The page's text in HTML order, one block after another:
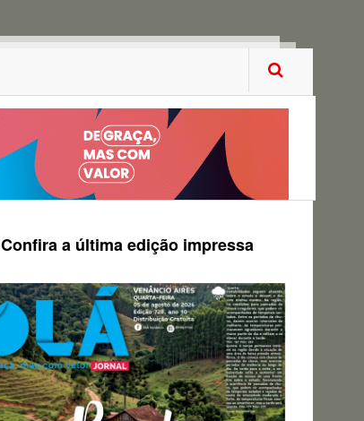
Confira a última edição impressa